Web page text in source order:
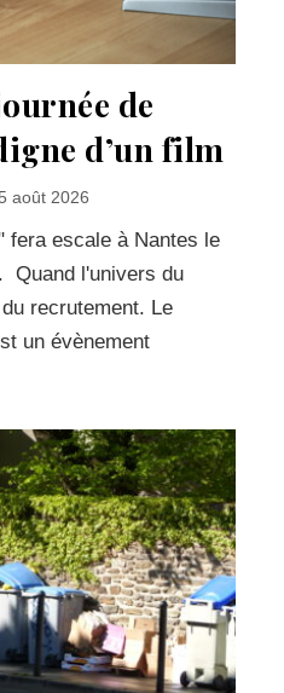
de
d’un film
5 août 2026
fera escale à Nantes le
Quand l'univers du
recrutement. Le
un évènement